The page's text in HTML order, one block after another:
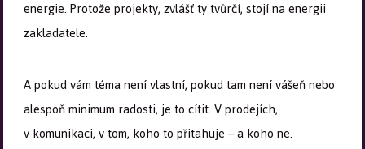
energie. Protože projekty, zvlášť ty tvůrčí, stojí na energii
zakladatele.
A pokud vám téma není vlastní, pokud tam není vášeň nebo
alespoň minimum radosti, je to cítit. V prodejích,
v komunikaci, v tom, koho to přitahuje – a koho ne.